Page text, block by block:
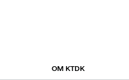
OM KTDK